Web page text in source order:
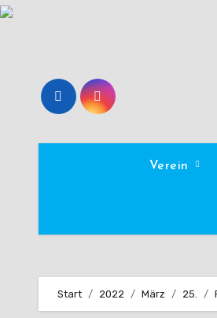
Zum
Verein
Start 2022 März 25.